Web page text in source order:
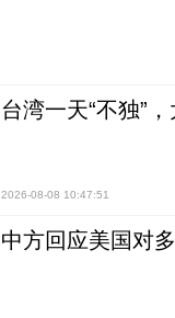
台湾一天“不独”
2026-08-08 10:47:51
中方回应美国对